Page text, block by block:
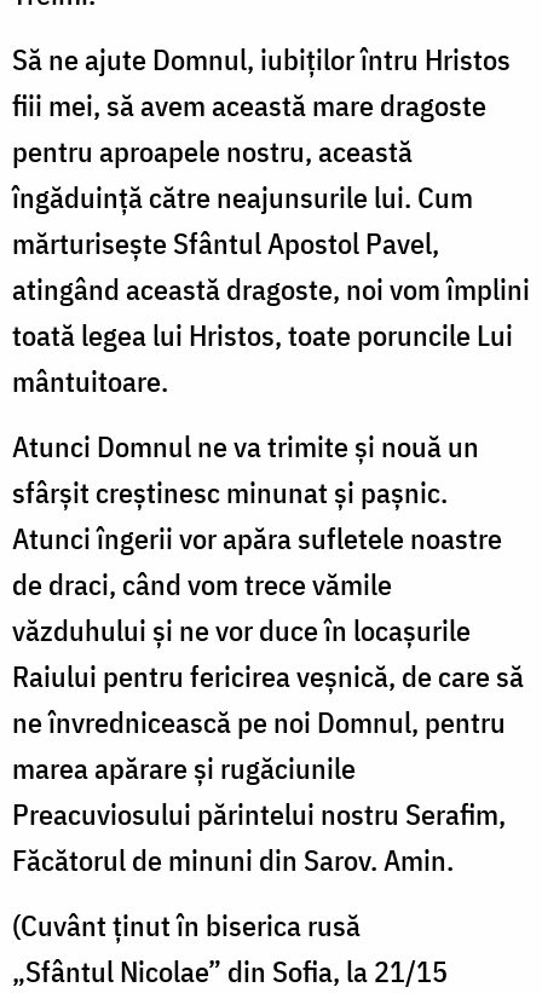
Să ne ajute Domnul, iubiţilor întru Hristos
fiii mei, să avem această mare dragoste
pentru aproapele nostru, această
îngăduinţă către neajunsurile lui. Cum
mărturiseşte Sfântul Apostol Pavel,
atingând această dragoste, noi vom împlini
toată legea lui Hristos, toate poruncile Lui
mântuitoare.
Atunci Domnul ne va trimite şi nouă un
sfârşit creştinesc minunat şi paşnic.
Atunci îngerii vor apăra sufletele noastre
de draci, când vom trece vămile
văzduhului şi ne vor duce în locaşurile
Raiului pentru fericirea veşnică, de care să
ne învrednicească pe noi Domnul, pentru
marea apărare şi rugăciunile
Preacuviosului părintelui nostru Serafim,
Făcătorul de minuni din Sarov. Amin.
(Cuvânt ținut în biserica rusă
„Sfântul Nicolae” din Sofia, la 21/15